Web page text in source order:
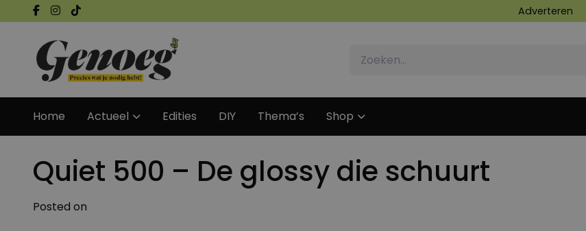
Adverteren
Home Actueel Edities DIY Thema’s Shop
Quiet 500 – De glossy die schuurt
Posted on